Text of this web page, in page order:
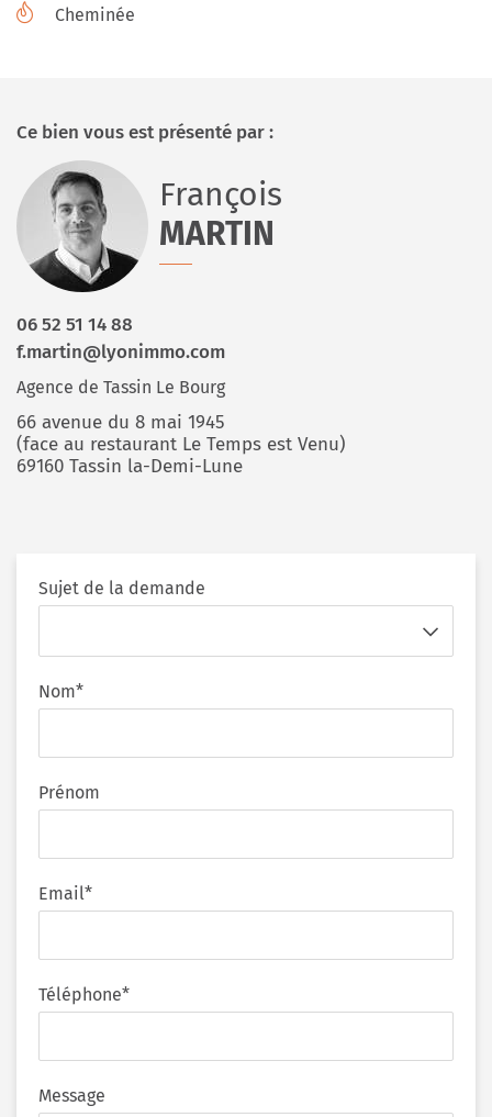
Cheminée
Ce bien vous est présenté par :
François
MARTIN
06 52 51 14 88
f.martin@lyonimmo.com
Agence de Tassin Le Bourg
66 avenue du 8 mai 1945
(face au restaurant Le Temps est Venu)
69160 Tassin la-Demi-Lune
Sujet de la demande
Nom*
Prénom
Email*
Téléphone*
Message